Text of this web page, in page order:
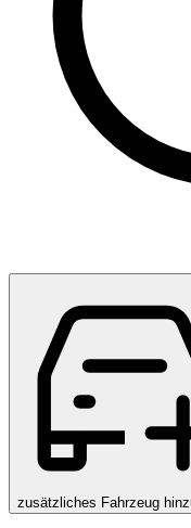
zusätzliches Fahrzeug